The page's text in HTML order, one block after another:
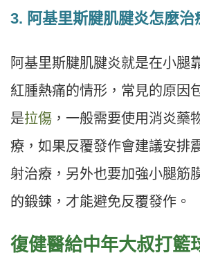
3. 阿基里斯腱肌腱炎怎麼治
阿基里斯腱肌腱炎就是在小腿
紅腫熱痛的情形，常見的原因
是拉傷 ，一般需要使用消炎藥
療，如果反覆發作會建議安排
射治療，另外也要加強小腿筋
的鍛鍊，才能避免反覆發作。
復健醫給中年大叔打籃